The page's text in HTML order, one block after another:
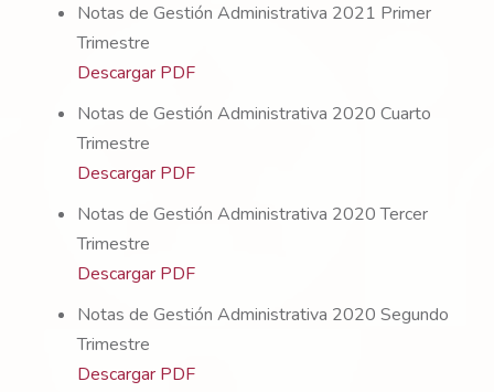
Notas de Gestión Administrativa 2021 Primer
Trimestre
Descargar PDF
Notas de Gestión Administrativa 2020 Cuarto
Trimestre
Descargar PDF
Notas de Gestión Administrativa 2020 Tercer
Trimestre
Descargar PDF
Notas de Gestión Administrativa 2020 Segundo
Trimestre
Descargar PDF